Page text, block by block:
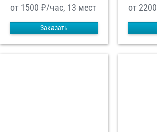
от 1500 ₽/час, 13 мест
Заказать
от 2200
Отправить заказ